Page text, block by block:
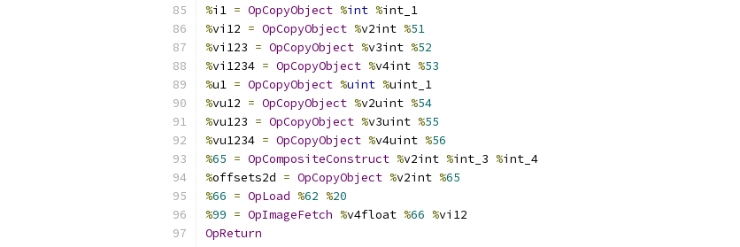
%i1 = OpCopyObject %int %int_1
%vi12 = OpCopyObject %v2int %51
%vi123 = OpCopyObject %v3int %52
%vi1234 = OpCopyObject %v4int %53
%u1 = OpCopyObject %uint %uint_1
%vu12 = OpCopyObject %v2uint %54
%vu123 = OpCopyObject %v3uint %55
%vu1234 = OpCopyObject %v4uint %56
%65 = OpCompositeConstruct %v2int %int_3 %int_4
%offsets2d = OpCopyObject %v2int %65
%66 = OpLoad %62 %20
%99 = OpImageFetch %v4float %66 %vi12
OpReturn